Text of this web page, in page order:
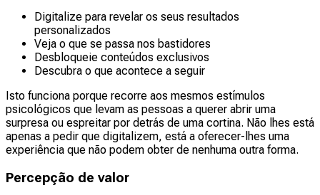
Digitalize para revelar os seus resultados
personalizados
Veja o que se passa nos bastidores
Desbloqueie conteúdos exclusivos
Descubra o que acontece a seguir
Isto funciona porque recorre aos mesmos estímulos
psicológicos que levam as pessoas a querer abrir uma
surpresa ou espreitar por detrás de uma cortina. Não lhes está
apenas a pedir que digitalizem, está a oferecer-lhes uma
experiência que não podem obter de nenhuma outra forma.
Percepção de valor